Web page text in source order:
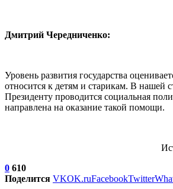
Дмитрий Чередниченко:
Уровень развития государства
относится к детям и старикам. В нашей
Президенту проводится социальная
направлена на оказание такой помощи.
0 610
Поделится VKOK.ruFacebookTwitter